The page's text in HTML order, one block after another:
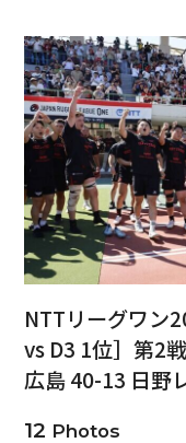
NTTリーグワン
vs D3 1位］第2
広島 40-13 日野
12 Photos